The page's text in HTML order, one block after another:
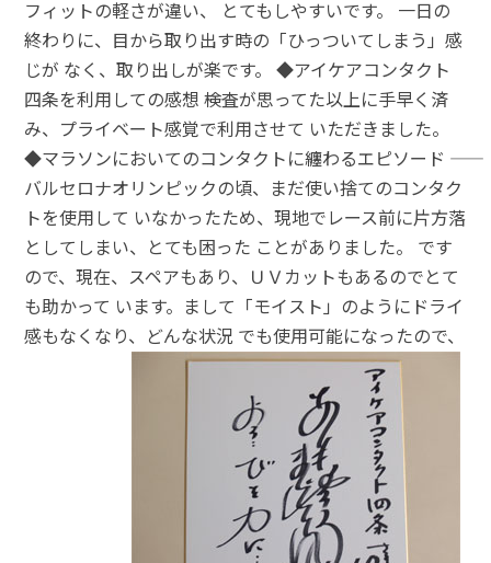
フィットの軽さが違い、 とてもしやすいです。 一日の
終わりに、目から取り出す時の「ひっついてしまう」感
じが なく、取り出しが楽です。 ◆アイケアコンタクト
四条を利用しての感想 ――検査が思ってた以上に手早く済
み、プライベート感覚で利用させて いただきました。
◆マラソンにおいてのコンタクトに纏わるエピソード ――
バルセロナオリンピックの頃、まだ使い捨てのコンタク
トを使用して いなかったため、現地でレース前に片方落
としてしまい、とても困った ことがありました。 です
ので、現在、スペアもあり、ＵＶカットもあるのでとて
も助かって います。まして「モイスト」のようにドライ
感もなくなり、どんな状況 でも使用可能になったので、